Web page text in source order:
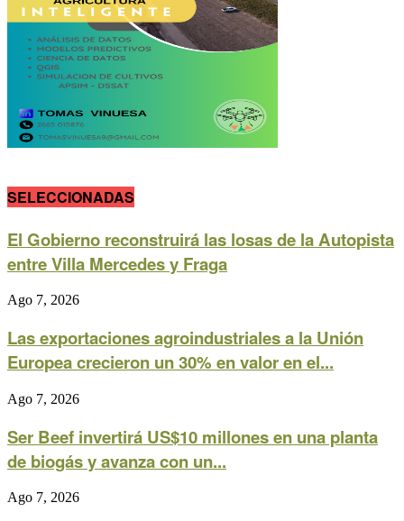
SELECCIONADAS
El Gobierno reconstruirá las losas de la Autopista
entre Villa Mercedes y Fraga
Ago 7, 2026
Las exportaciones agroindustriales a la Unión
Europea crecieron un 30% en valor en el...
Ago 7, 2026
Ser Beef invertirá US$10 millones en una planta
de biogás y avanza con un...
Ago 7, 2026